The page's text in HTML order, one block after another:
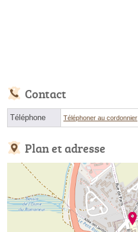
Contact
Téléphone Téléphoner au cordonnier
Plan et adresse